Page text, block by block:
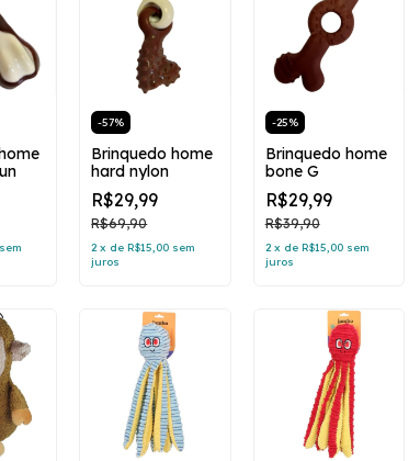
sem
-57%
Brinquedo home
hard nylon
R$29,99
R$69,90
2 x deR$15,00 sem
juros
-25%
Brinquedo home
bone G
R$29,99
R$39,90
2 x de R$15,00 sem
juros